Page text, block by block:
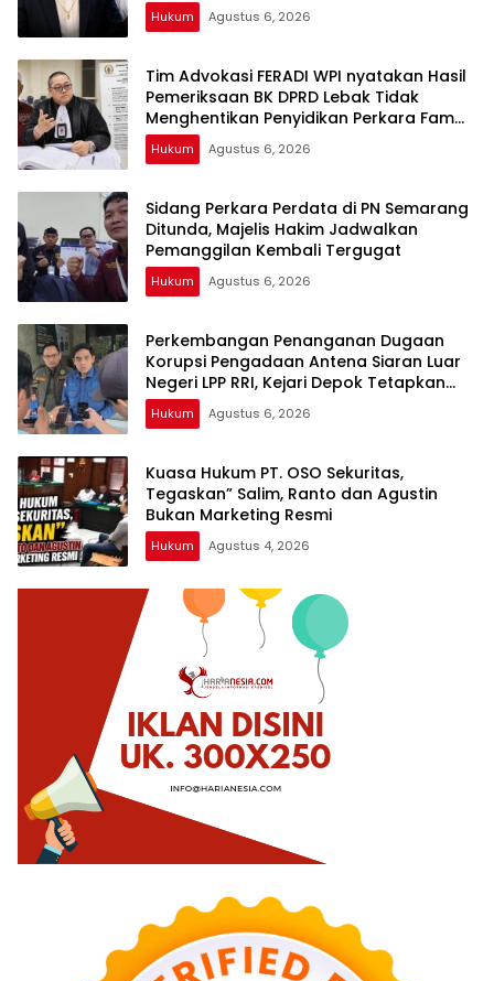
Polda Banten ujar Revan FERADI WPI
Hukum Agustus 6, 2026
Tim Advokasi FERADI WPI nyatakan Hasil
Pemeriksaan BK DPRD Lebak Tidak
Menghentikan Penyidikan Perkara Fam
Fuk Tjhong alias Eyang Uun
Hukum Agustus 6, 2026
Sidang Perkara Perdata di PN Semarang
Ditunda, Majelis Hakim Jadwalkan
Pemanggilan Kembali Tergugat
Hukum Agustus 6, 2026
Perkembangan Penanganan Dugaan
Korupsi Pengadaan Antena Siaran Luar
Negeri LPP RRI, Kejari Depok Tetapkan
Satu Tersangka Baru
Hukum Agustus 6, 2026
Kuasa Hukum PT. OSO Sekuritas,
Tegaskan” Salim, Ranto dan Agustin
Bukan Marketing Resmi
Hukum Agustus 4, 2026